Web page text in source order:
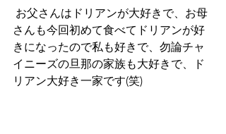
さんも今回初めて食べてドリアンが好
きになったので私も好きで、勿論チャ
イニーズの旦那の家族も大好きで、ド
リアン大好き一家です(笑)